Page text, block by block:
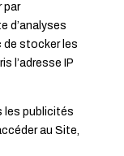
par
d’analyses
de stocker les
l’adresse IP
les publicités
au Site,